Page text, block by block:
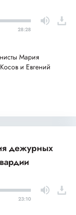
28:28
Мария
и Евгений
дежурных
23:10